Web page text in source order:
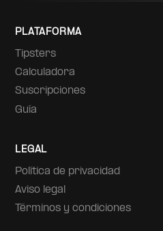
PLATAFORMA
Tipsters
Calculadora
Suscripciones
Guía
LEGAL
Política de privacidad
Aviso legal
Términos y condiciones